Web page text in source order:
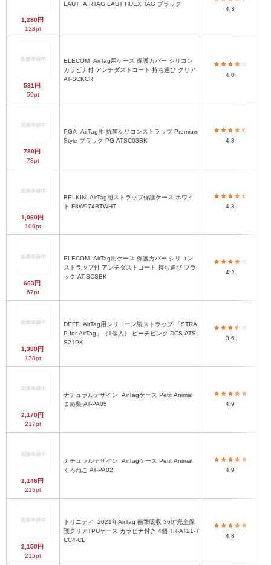
1,280円
128pt
LAUT AIRTAG LAUT HUEX TAG ブラック
4.3
581円
59pt
ELECOM
カラビナ付 アンチダストコート 持ち運び クリア
AT-SCKCR
4.0
780円
78pt
PGA
Style ブラック PG-ATSC03BK
4.3
1,060円
106pt
BELKIN
ト F8W974BTWHT
4.3
663円
67pt
ELECOM
ストラップ付 アンチダストコート 持ち運び ブラ
ック AT-SCSBK
4.2
1,380円
138pt
DEFF
P for AirTag」（1個入） ピーチピンク DCS-ATS
S21PK
3.6
2,170円
217pt
ナチュラルデザイン
まめ柴 AT-PA05
4.9
2,146円
215pt
ナチュラルデザイン
くろねこ AT-PA02
4.9
2,150円
215pt
トリニティ
護クリアTPUケース カラビナ付き 4個 TR-AT21-T
CC4-CL
4.8